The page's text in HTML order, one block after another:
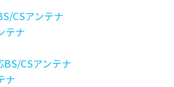
CSアンテナ
テナ
CSアンテナ
ナ